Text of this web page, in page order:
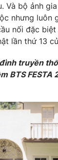
thức nếu
VTV.vn
Và bộ ảnh
nhưng luôn
nối đặc biệt
lần thứ 13
truyền
BTS FESTA